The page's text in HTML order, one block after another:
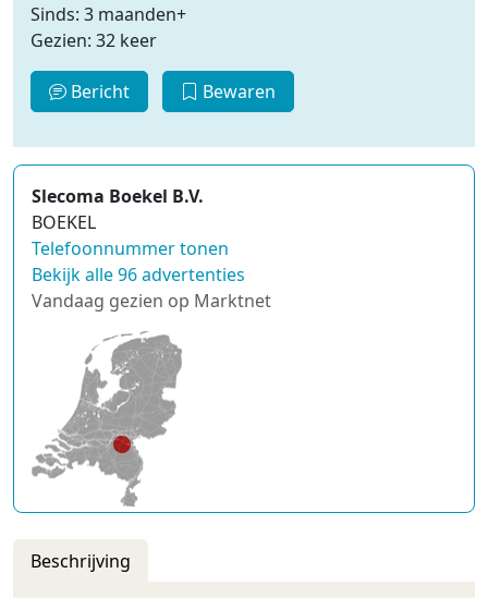
Sinds: 3 maanden+
Gezien: 32 keer
Bericht Bewaren
Slecoma Boekel B.V.
BOEKEL
Telefoonnummer tonen
Bekijk alle 96 advertenties
Vandaag gezien op Marktnet
Beschrijving